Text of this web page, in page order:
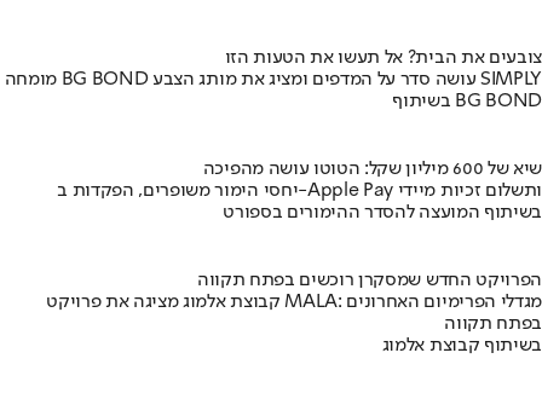
צובעים את הבית? אל תעשו את הטעות הזו
מומחה BG BOND עושה סדר על המדפים ומציג את מותג הצבע SIMPLY
בשיתוף BG BOND
שיא של 600 מיליון שקל: הטוטו עושה מהפיכה
יחסי הימור משופרים, הפקדות ב-Apple Pay ותשלום זכיות מיידי
בשיתוף המועצה להסדר ההימורים בספורט
הפרויקט החדש שמסקרן רוכשים בפתח תקווה
קבוצת אלמוג מציגה את פרויקט MALA: מגדלי הפרימיום האחרונים
בפתח תקווה
בשיתוף קבוצת אלמוג